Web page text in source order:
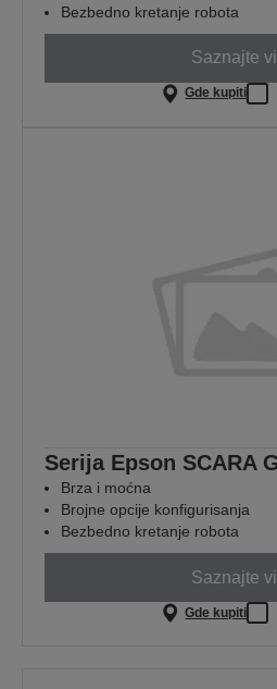
Bezbedno kretanje robota
Saznajte
Gde kupiti
Serija Epson SCARA
Brza i moćna
Brojne opcije konfigurisanja
Bezbedno kretanje robota
Saznajte
Gde kupiti